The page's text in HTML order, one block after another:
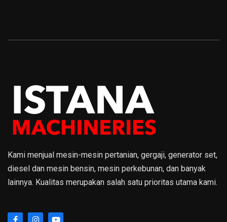
Kami menjual mesin-mesin pertanian, gergaji, generator set,
diesel dan mesin bensin, mesin perkebunan, dan banyak
lainnya. Kualitas merupakan salah satu prioritas utama kami.